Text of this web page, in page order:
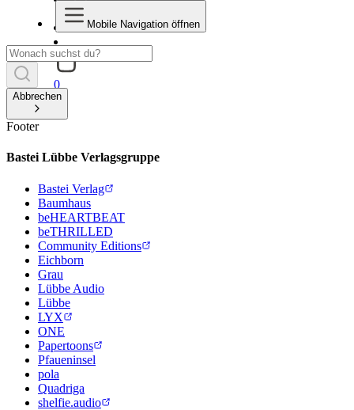
0
Mobile Navigation öffnen
Abbrechen
Footer
Bastei Lübbe Verlagsgruppe
Bastei Verlag
Baumhaus
beHEARTBEAT
beTHRILLED
Community Editions
Eichborn
Grau
Lübbe Audio
Lübbe
LYX
ONE
Papertoons
Pfaueninsel
pola
Quadriga
shelfie.audio